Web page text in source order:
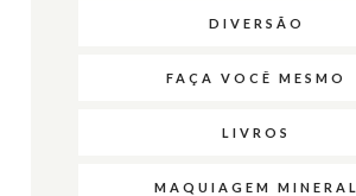
DIVERSÃO
FAÇA VOCÊ MESMO
LIVROS
MAQUIAGEM MINERAL